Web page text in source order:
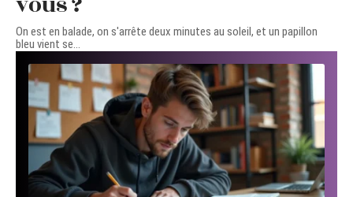
On est en balade, on s'arrête deux minutes au soleil, et un papillon
bleu vient se…